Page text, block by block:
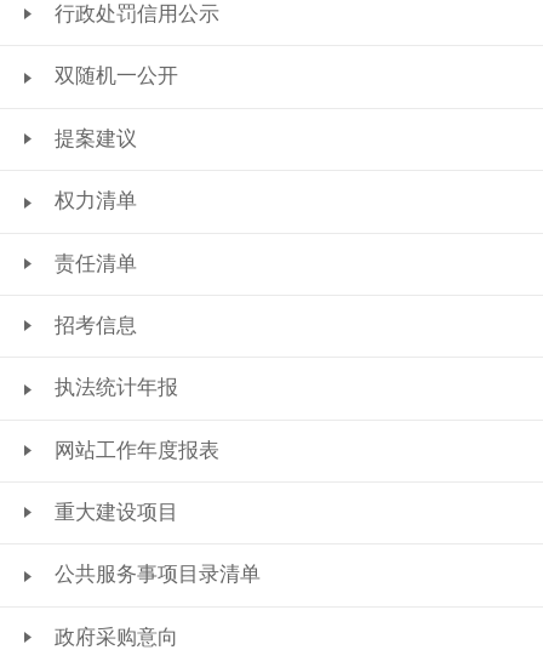
行政处罚信用公示
双随机一公开
提案建议
权力清单
责任清单
招考信息
执法统计年报
网站工作年度报表
重大建设项目
公共服务事项目录清单
政府采购意向